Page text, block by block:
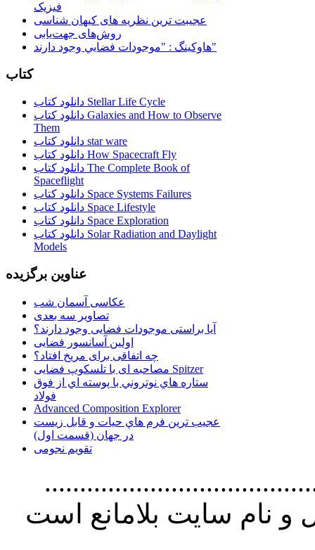
فیزیک
عجیبت ترین نظریه های کیهان شناسی
روش‌های جهت‌یابی
هاوكينگ : "موجودات فضايي وجود دارند"
کتاب
دانلود کتاب Stellar Life Cycle
دانلود کتاب Galaxies and How to Observe
Them
دانلود کتاب star ware
دانلود کتاب How Spacecraft Fly
دانلود کتاب The Complete Book of
Spaceflight
دانلود کتاب Space Systems Failures
دانلود کتاب Space Lifestyle
دانلود کتاب Space Exploration
دانلود کتاب Solar Radiation and Daylight
Models
عناوین برگزیده
عکاسی آسمان شب
تصاویر سه بعدی
آیا براستی موجودات فضایی وجود دارند؟
اولین آسانسور فضایی
چه اتفاقی برای مریخ افتاد؟
مصاحبه ای با تلسکوپ فضایی Spitzer
ستاره هاي نوتروني با پوسته اي از فوق
فولاد
Advanced Composition Explorer
عجیب ترین فرم هاي حيات و قابل زيست
در جهان (قسمت اول)
تقویم نجومی
استفاده از
نام سايت بلامانع است